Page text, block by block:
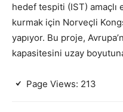
hedef tespiti (IST) amaçlı
kurmak için Norveçli
yapıyor. Bu proje,
kapasitesini uzay
Page Views: 213